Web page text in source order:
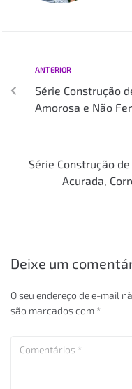
ANTERIOR
Série Construção
Amorosa e Não
Série Construção
Acurada,
Deixe um
O seu endereço de e-mail
são marcados com *